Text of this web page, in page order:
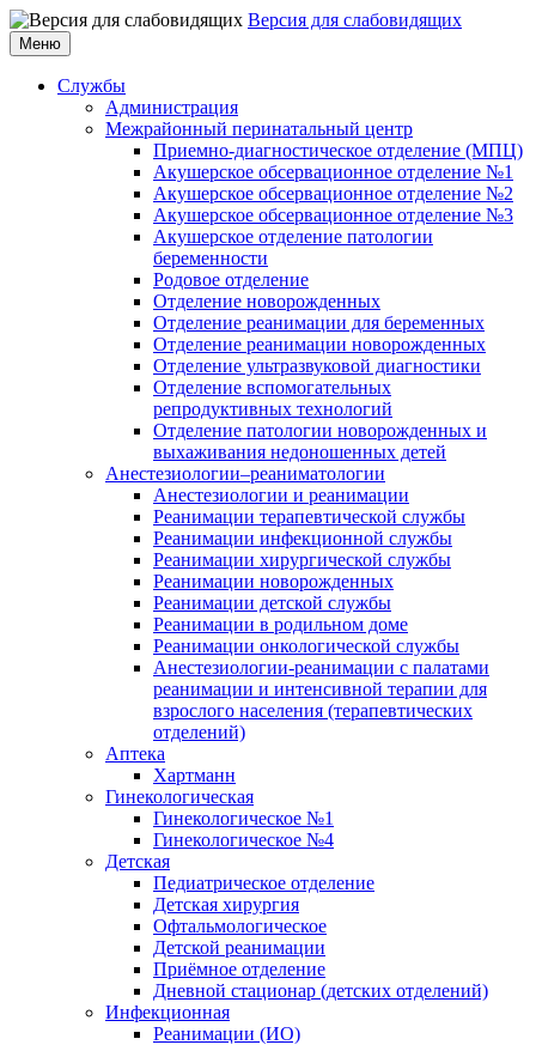
Версия для слабовидящих
Меню
Службы
Администрация
Межрайонный перинатальный центр
Приемно-диагностическое отделение (МПЦ)
Акушерское обсервационное отделение №1
Акушерское обсервационное отделение №2
Акушерское обсервационное отделение №3
Акушерское отделение патологии
беременности
Родовое отделение
Отделение новорожденных
Отделение реанимации для беременных
Отделение реанимации новорожденных
Отделение ультразвуковой диагностики
Отделение вспомогательных
репродуктивных технологий
Отделение патологии новорожденных и
выхаживания недоношенных детей
Анестезиологии–реаниматологии
Анестезиологии и реанимации
Реанимации терапевтической службы
Реанимации инфекционной службы
Реанимации хирургической службы
Реанимации новорожденных
Реанимации детской службы
Реанимации в родильном доме
Реанимации онкологической службы
Анестезиологии-реанимации с палатами
реанимации и интенсивной терапии для
взрослого населения (терапевтических
отделений)
Аптека
Хартманн
Гинекологическая
Гинекологическое №1
Гинекологическое №4
Детская
Педиатрическое отделение
Детская хирургия
Офтальмологическое
Детской реанимации
Приёмное отделение
Дневной стационар (детских отделений)
Инфекционная
Реанимации (ИО)